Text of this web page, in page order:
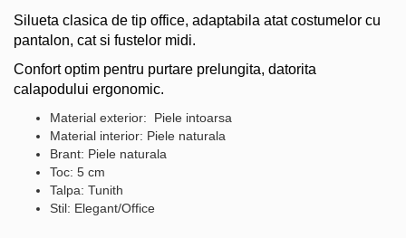
Silueta clasica de tip office, adaptabila atat costumelor cu
pantalon, cat si fustelor midi.
Confort optim pentru purtare prelungita, datorita
calapodului ergonomic.
Material exterior: Piele intoarsa
Material interior: Piele naturala
Brant: Piele naturala
Toc: 5 cm
Talpa: Tunith
Stil: Elegant/Office